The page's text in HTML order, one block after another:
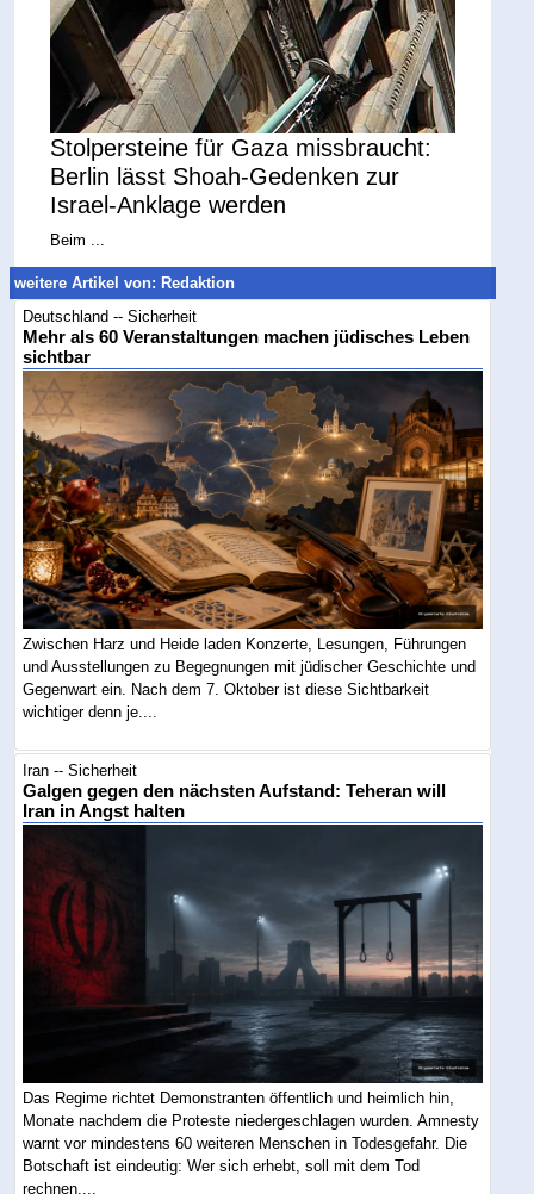
Stolpersteine für Gaza missbraucht:
Berlin lässt Shoah-Gedenken zur
Israel-Anklage werden
Beim ...
weitere Artikel von: Redaktion
Deutschland -- Sicherheit
Mehr als 60 Veranstaltungen machen jüdisches Leben
sichtbar
Zwischen Harz und Heide laden Konzerte, Lesungen, Führungen
und Ausstellungen zu Begegnungen mit jüdischer Geschichte und
Gegenwart ein. Nach dem 7. Oktober ist diese Sichtbarkeit
wichtiger denn je....
Iran -- Sicherheit
Galgen gegen den nächsten Aufstand: Teheran will
Iran in Angst halten
Das Regime richtet Demonstranten öffentlich und heimlich hin,
Monate nachdem die Proteste niedergeschlagen wurden. Amnesty
warnt vor mindestens 60 weiteren Menschen in Todesgefahr. Die
Botschaft ist eindeutig: Wer sich erhebt, soll mit dem Tod
rechnen....